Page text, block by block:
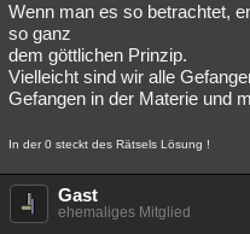
Wenn man es so betrachtet,
so ganz
dem göttlichen Prinzip.
Vielleicht sind wir alle
Gefangen in der Materie und
In der 0 steckt des Rätsels Lösung !
Gast
ehemaliges Mitglied